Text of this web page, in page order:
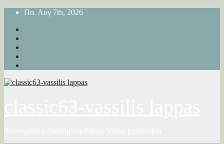
Μετάβαση
περιεχόμενο
Πα. Αυγ 7th, 2026